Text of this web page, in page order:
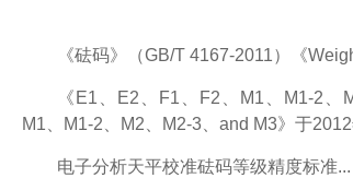
《砝码》（GB/T 4167-2011）《
《E1、E2、F1、F2、M1、M1-2、
M1、M1-2、M2、M2-3、and M3》于2012
电子分析天平校准砝码等级精度标准...